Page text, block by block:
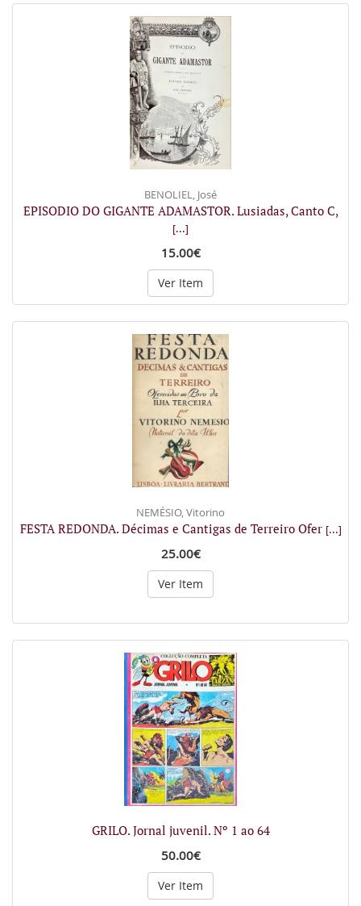
BENOLIEL, José
EPISODIO DO GIGANTE ADAMASTOR. Lusiadas, Canto C,
[...]
15.00€
Ver Item
NEMÉSIO, Vitorino
FESTA REDONDA. Décimas e Cantigas de Terreiro Ofer [...]
25.00€
Ver Item
GRILO. Jornal juvenil. Nº 1 ao 64
50.00€
Ver Item